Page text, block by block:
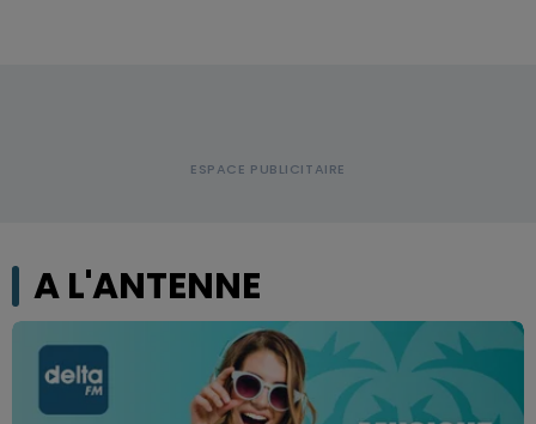
A L'ANTENNE